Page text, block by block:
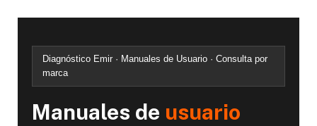
Diagnóstico Emir · Manuales de Usuario · Consulta por
marca
Manuales de usuario